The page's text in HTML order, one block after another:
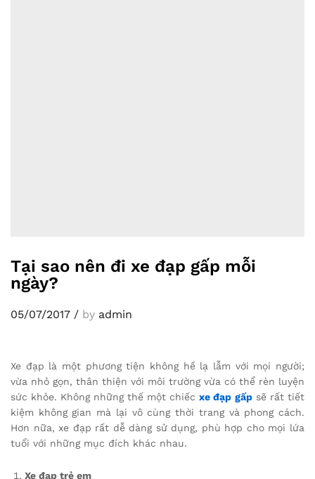
Tại sao nên đi xe đạp gấp mỗi
ngày?
05/07/2017 / by admin
Xe đạp là một phương tiện không hề lạ lẫm với mọi người;
vừa nhỏ gọn, thân thiện với môi trường vừa có thể rèn luyện
sức khỏe. Không những thế một chiếc xe đạp gấp sẽ rất tiết
kiệm không gian mà lại vô cùng thời trang và phong cách.
Hơn nữa, xe đạp rất dễ dàng sử dụng, phù hợp cho mọi lứa
tuổi với những mục đích khác nhau.
Xe đạp trẻ em